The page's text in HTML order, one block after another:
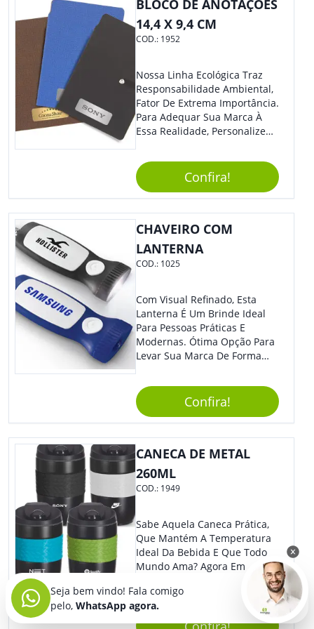
BLOCO DE ANOTAÇÕES
14,4 X 9,4 CM
COD.: 1952
Nossa Linha Ecológica Traz
Responsabilidade Ambiental,
Fator De Extrema Importância.
Para Adequar Sua Marca À
Essa Realidade, Personalize
Anotações Com Post-It E
Caneta. Elaborado A Partir De
Material Reciclado, O Brinde
Também É Prático, Tornando-
Se Assim Excelente Para Uso
Cotidiano. Perfeito, Não É?!
Confira!
CHAVEIRO COM
LANTERNA
COD.: 1025
Com Visual Refinado, Esta
Lanterna É Um Brinde Ideal
Para Pessoas Práticas E
Modernas. Ótima Opção Para
Levar Sua Marca De Forma
Sua Empresa Em Eventos,
Reuniões Corporativas Ou Até
Mesmo Para Presentear
Colaboradores E Parceiros De
Sua Empresa.
Confira!
CANECA DE METAL
260ML
COD.: 1949
Sabe Aquela Caneca Prática,
Que Mantém A Temperatura
Ideal Da Bebida E Que Todo
Mundo Ama? Agora Em
Versão De Brinde Corporativo
Para Que Você Possa Levar
Sua Marca Com Muito Estilo E
Acrescentar Ainda Mais
Seja bem vindo! Fala comigo
pelo, WhatsApp agora.